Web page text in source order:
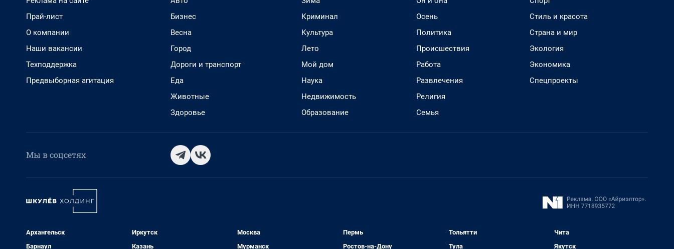
Прай-лист
О компании
Наши вакансии
Техподдержка
Предвыборная агитация
Бизнес
Весна
Город
Дороги и транспорт
Еда
Животные
Здоровье
Криминал
Культура
Лето
Мой дом
Наука
Недвижимость
Образование
Осень
Политика
Происшествия
Работа
Развлечения
Религия
Семья
Стиль и красота
Страна и мир
Экология
Экономика
Спецпроекты
Мы в соцсетях
Архангельск
Барнаул
Иркутск
Казань
Москва
Мурманск
Пермь
Ростов-на-Дону
Тольятти
Тула
Чита
Якутск